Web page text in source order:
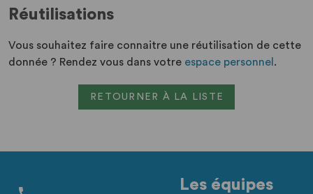
Réutilisations
Vous souhaitez faire connaitre une réutilisation de cette
donnée ? Rendez vous dans votre espace personnel .
RETOURNER À LA LISTE
Les équipes